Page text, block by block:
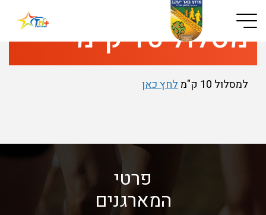
Button used only for devices with a small screen
מסלול 10 ק"מ
למסלול 10 ק"מ לחץ כאן
פרטי
המארגנים